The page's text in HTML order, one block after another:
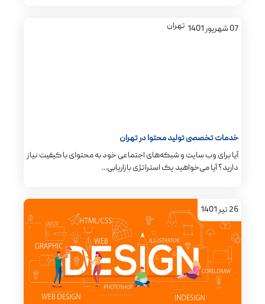
07شهریور1401
خدمات تخصصی تولید محتوا در تهران
آیا برای وب سایت و شبکه‌های اجتماعی خود به محتوای با کیفیت نیاز
دارید؟ آیا می‌خواهید یک استراتژی بازاریابی...
26 تیر1401